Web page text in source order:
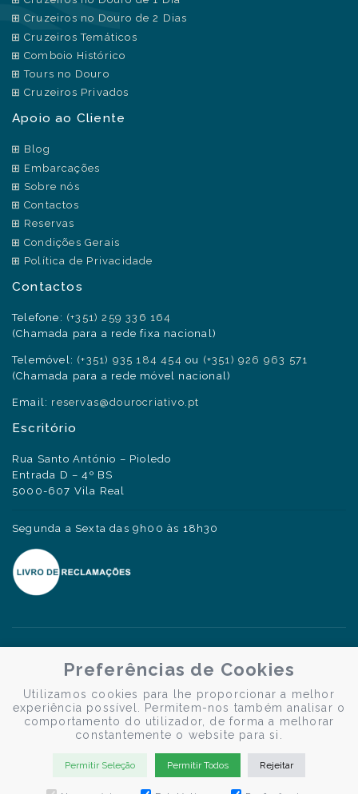
Cruzeiros no Douro de 2 Dias
Cruzeiros Temáticos
Comboio Histórico
Tours no Douro
Cruzeiros Privados
Apoio ao Cliente
Blog
Embarcações
Sobre nós
Contactos
Reservas
Condições Gerais
Política de Privacidade
Contactos
Telefone: (+351) 259 336 164
(Chamada para a rede fixa nacional)
Telemóvel: (+351) 935 184 454 ou (+351) 926 963 571
(Chamada para a rede móvel nacional)
Email: reservas@dourocriativo.pt
Escritório
Rua Santo António – Pioledo
Entrada D – 4º BS
5000-607 Vila Real
Segunda a Sexta das 9h00 às 18h30
Preferências de Cookies
Utilizamos cookies para lhe proporcionar a melhor
experiência possível. Permitem-nos também analisar o
comportamento do utilizador, de forma a melhorar
constantemente o website para si.
Permitir Seleção Permitir Todos Rejeitar